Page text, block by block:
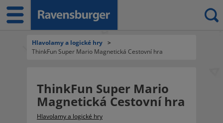
Hlavolamy a logické hry >
ThinkFun Super Mario Magnetická Cestovní hra
ThinkFun Super Mario
Magnetická Cestovní hra
Hlavolamy a logické hry